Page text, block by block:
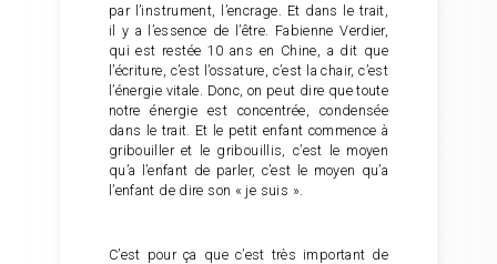
par l’instrument, l’encrage. Et dans le trait,
il y a l’essence de l’être. Fabienne Verdier,
qui est restée 10 ans en Chine, a dit que
l’écriture, c’est l’ossature, c’est la chair, c’est
l’énergie vitale. Donc, on peut dire que toute
notre énergie est concentrée, condensée
dans le trait. Et le petit enfant commence à
gribouiller et le gribouillis, c’est le moyen
qu’a l’enfant de parler, c’est le moyen qu’a
l’enfant de dire son « je suis ».
C’est pour ça que c’est très important de